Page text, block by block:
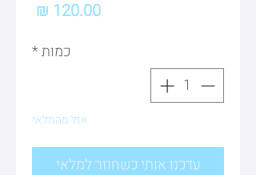
כמות*
אזל מהמלאי
עדכנו אותי כשחוזר למלאי